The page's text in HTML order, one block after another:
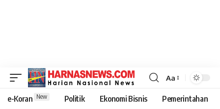
Aa
e-Koran New Politik Ekonomi Bisnis Pemerintahan